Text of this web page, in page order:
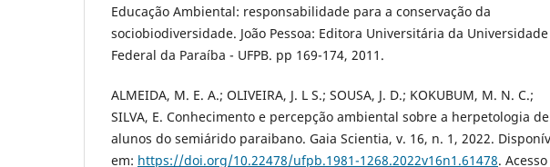
Educação Ambiental: responsabilidade para a conservação da
sociobiodiversidade. João Pessoa: Editora Universitária da Universidade
Federal da Paraíba - UFPB. pp 169-174, 2011.
ALMEIDA, M. E. A.; OLIVEIRA, J. L S.; SOUSA, J. D.; KOKUBUM, M. N. C.;
SILVA, E. Conhecimento e percepção ambiental sobre a herpetologia de
alunos do semiárido paraibano. Gaia Scientia, v. 16, n. 1, 2022.
em: https://doi.org/10.22478/ufpb.1981-1268.2022v16n1.61478. Acesso